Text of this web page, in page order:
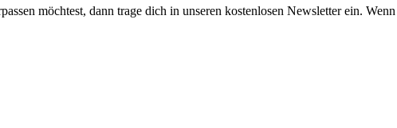
möchtest, dann trage dich in unseren kostenlosen Newsletter ein.